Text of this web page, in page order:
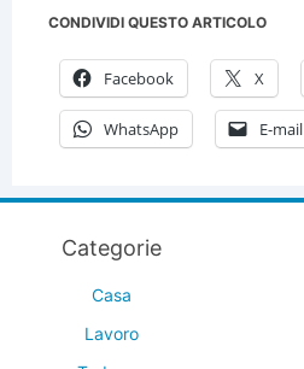
CONDIVIDI QUESTO ARTICOLO
Facebook X
WhatsApp E-mail
Categorie
Casa
Lavoro